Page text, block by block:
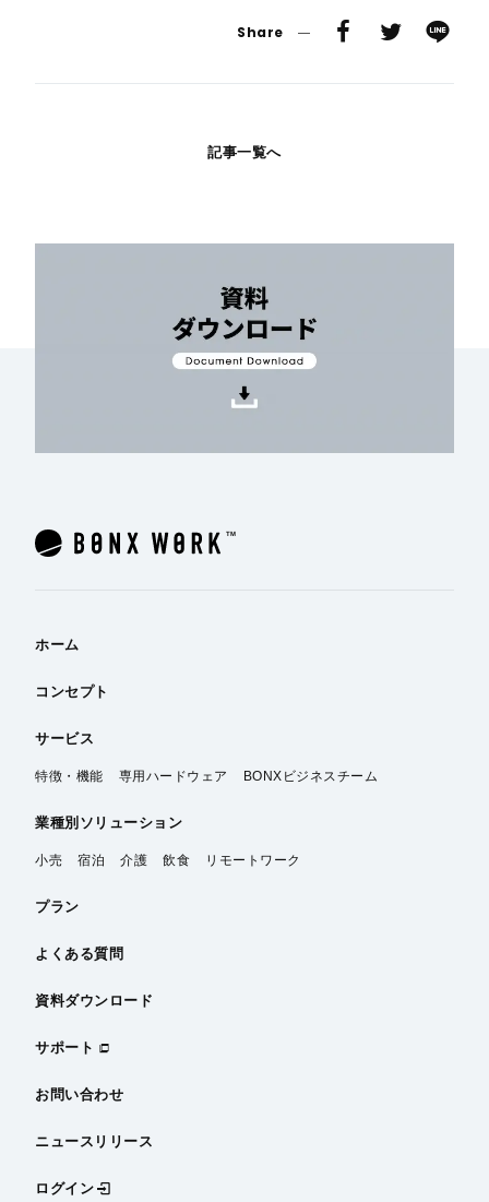
Share
記事一覧へ
ホーム
コンセプト
サービス
特徴・機能 専用ハードウェア BONXビジネスチーム
業種別 ソリューション
小売 宿泊 介護 飲食 リモートワーク
プラン
よくある質問
資料ダウンロード
サポート
お問い合わせ
ニュースリリース
ログイン